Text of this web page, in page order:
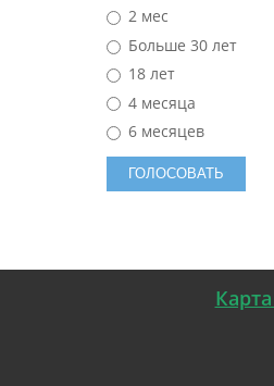
2 мес
Больше 30 лет
18 лет
4 месяца
6 месяцев